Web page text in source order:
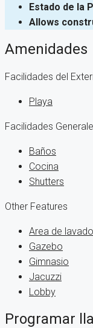
Estado de la
Allows
Amenidades
Facilidades del
Playa
Facilidades
Baños
Cocina
Shutters
Other Features
Area de lavado
Gazebo
Gimnasio
Jacuzzi
Lobby
Programar